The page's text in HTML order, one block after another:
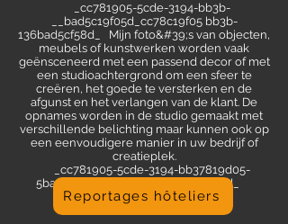
_cc781905-5cde-3194-bb3b-
__bad5c19f05d_cc78c19f05 bb3b-
136bad5cf58d_ Mijn foto&#39;s van objecten,
meubels of kunstwerken worden vaak
geënsceneerd met een passend decor of met
een studioachtergrond om een sfeer te
creëren, het goede te versterken en de
afgunst en het verlangen van de klant. De
opnames worden in de studio gemaakt met
verschillende belichting maar kunnen ook op
een eenvoudigere manier in uw bedrijf of
creatieplek.
_cc781905-5cde-3194-bb37819d05-
5bad5cfde-136 -bb3b-136bad5cf58d_
Reportages hôteliers